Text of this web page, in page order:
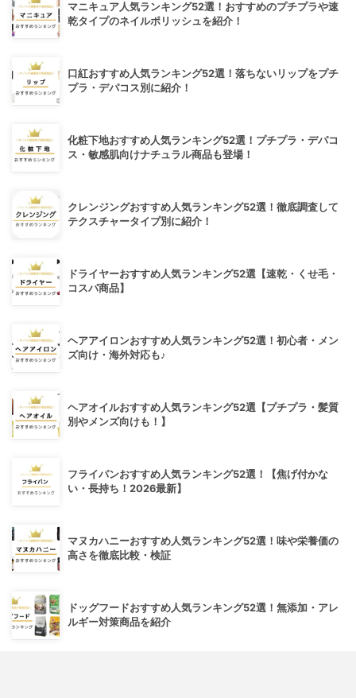
マニキュア人気ランキング52選！おすすめのプチプラや速
乾タイプのネイルポリッシュを紹介！
口紅おすすめ人気ランキング52選！落ちないリップをプチ
プラ・デパコス別に紹介！
化粧下地おすすめ人気ランキング52選！プチプラ・デパコ
ス・敏感肌向けナチュラル商品も登場！
クレンジングおすすめ人気ランキング52選！徹底調査して
テクスチャータイプ別に紹介！
ドライヤーおすすめ人気ランキング52選【速乾・くせ毛・
コスパ商品】
ヘアアイロンおすすめ人気ランキング52選！初心者・メン
ズ向け・海外対応も♪
ヘアオイルおすすめ人気ランキング52選【プチプラ・髪質
別やメンズ向けも！】
フライパンおすすめ人気ランキング52選！【焦げ付かな
い・長持ち！2026最新】
マヌカハニーおすすめ人気ランキング52選！味や栄養価の
高さを徹底比較・検証
ドッグフードおすすめ人気ランキング52選！無添加・アレ
ルギー対策商品を紹介